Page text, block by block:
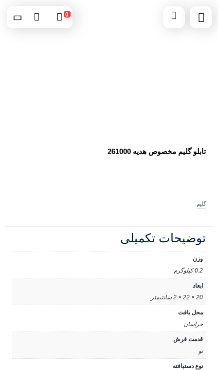
0
تابلو گلیم مخصوص هدیه 261000
گلیم
توضیحات تکمیلی
وزن
0.2 کیلوگرم
ابعاد
20 × 22 × 2 سانتیمتر
محل بافت
خراسان
قدمت فرش
نو
نوع دستبافته